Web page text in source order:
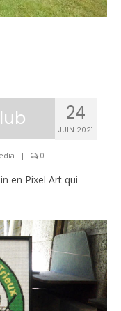
24
JUIN 2021
| 0
en Pixel Art qui